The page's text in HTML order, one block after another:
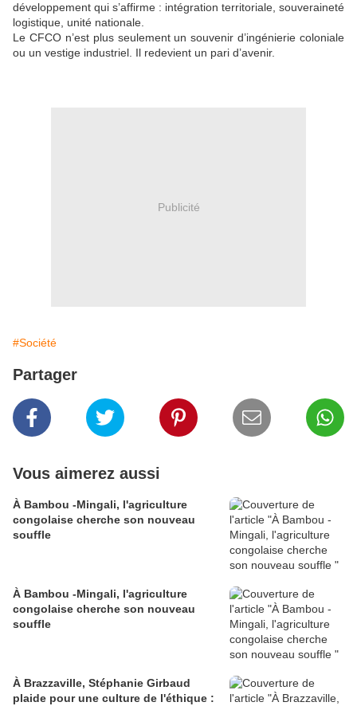
développement qui s’affirme : intégration territoriale, souveraineté
logistique, unité nationale.
Le CFCO n’est plus seulement un souvenir d’ingénierie coloniale
ou un vestige industriel. Il redevient un pari d’avenir.
Publicité
#Société
Partager
Vous aimerez aussi
À Bambou -Mingali, l'agriculture
congolaise cherche son nouveau
souffle
À Bambou -Mingali, l'agriculture
congolaise cherche son nouveau
souffle
À Brazzaville, Stéphanie Girbaud
plaide pour une culture de l'éthique :